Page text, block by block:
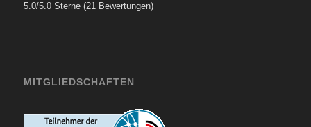
5.0/5.0 Sterne (21 Bewertungen)
MITGLIEDSCHAFTEN